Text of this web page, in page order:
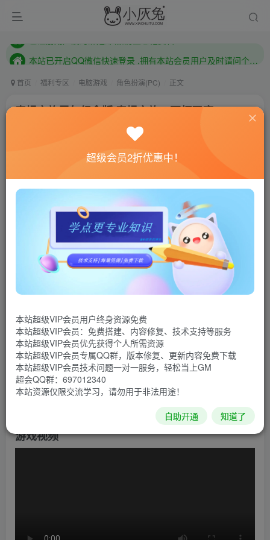
本站已开启QQ微信快速登录 ,拥有本站会员用户及时请问个人中心绑定！
首页 福利专区 电脑游戏 角色扮演(PC) 正文
泰坦之旅周年纪念版/泰坦之旅：不朽王座/Titan
Quest Anniversary Edition
0 1187 152
联网教程： 内附教程
单机教程： 内附教程
不懂的话联系客服！！！
本站的资源转载自国内外各大媒体和网络，仅供试玩体
验。如果您喜欢该游戏内容，请支持正版→→→正版购买
在古希腊罗马时代的奇幻风格动动作角色扮演游戏。十周年
纪念版包含了《泰坦之旅》和资料片《泰坦之旅：不朽王
座》。该游戏世界以地中海周边的地区为主，包含古希腊、
古罗马、古中国、马其顿、克里特、埃及、波斯、巴比伦等
地区。玩家在游戏中的目的主要就是寻找传说中的大地之
游戏视频
超级会员2折优惠中！
本站超级VIP会员用户终身资源免费
本站超级VIP会员：免费搭建、内容修复、技术支持等服务
本站超级VIP会员优先获得个人所需资源
本站超级VIP会员专属QQ群，版本修复、更新内容免费下载
本站超级VIP会员技术问题一对一服务，轻松当上GM
超会QQ群：697012340
本站资源仅限交流学习，请勿用于非法用途！
自助开通 知道了